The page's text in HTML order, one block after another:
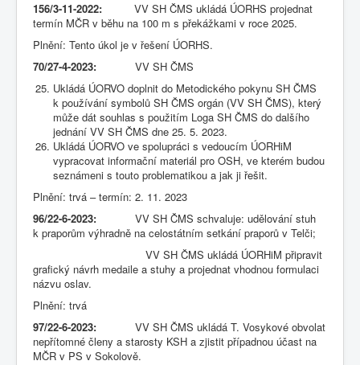
156/3-11-2022: VV SH ČMS ukládá ÚORHS projednat
termín MČR v běhu na 100 m s překážkami v roce 2025.
Plnění: Tento úkol je v řešení ÚORHS.
70/27-4-2023: VV SH ČMS
Ukládá ÚORVO doplnit do Metodického pokynu SH ČMS
k používání symbolů SH ČMS orgán (VV SH ČMS), který
může dát souhlas s použitím Loga SH ČMS do dalšího
jednání VV SH ČMS dne 25. 5. 2023.
Ukládá ÚORVO ve spolupráci s vedoucím ÚORHiM
vypracovat informační materiál pro OSH, ve kterém budou
seznámeni s touto problematikou a jak ji řešit.
Plnění: trvá – termín: 2. 11. 2023
96/22-6-2023: VV SH ČMS schvaluje: udělování stuh
k praporům výhradně na celostátním setkání praporů v Telči;
VV SH ČMS ukládá ÚORHiM připravit
grafický návrh medaile a stuhy a projednat vhodnou formulaci
názvu oslav.
Plnění: trvá
97/22-6-2023: VV SH ČMS ukládá T. Vosykové obvolat
nepřítomné členy a starosty KSH a zjistit případnou účast na
MČR v PS v Sokolově.